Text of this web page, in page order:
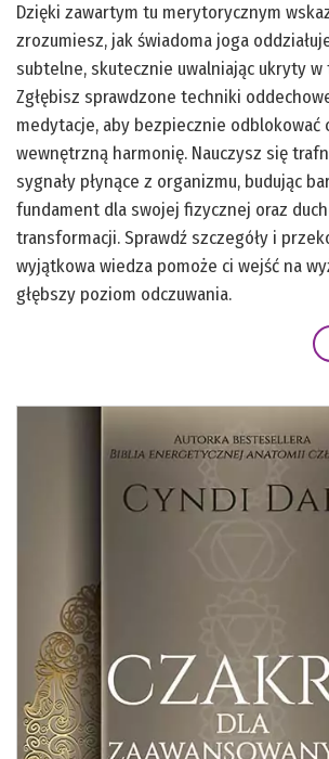
Dzięki zawartym tu merytorycznym
zrozumiesz, jak świadoma joga
subtelne, skutecznie uwalniając ukryty
Zgłębisz sprawdzone techniki
medytacje, aby bezpiecznie odblokować
wewnętrzną harmonię. Nauczysz się
sygnały płynące z organizmu, budując
fundament dla swojej fizycznej oraz
transformacji. Sprawdź szczegóły i
wyjątkowa wiedza pomoże ci wejść na
głębszy poziom odczuwania.